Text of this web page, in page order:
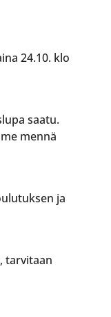
24.10. klo
saatu.
mennä
ja
tarvitaan